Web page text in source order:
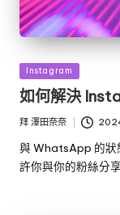
發
佈
於
Instagram
如何解決
發
者
拜 澤田奈奈
與 WhatsApp 的狀
許你與你的粉絲分享